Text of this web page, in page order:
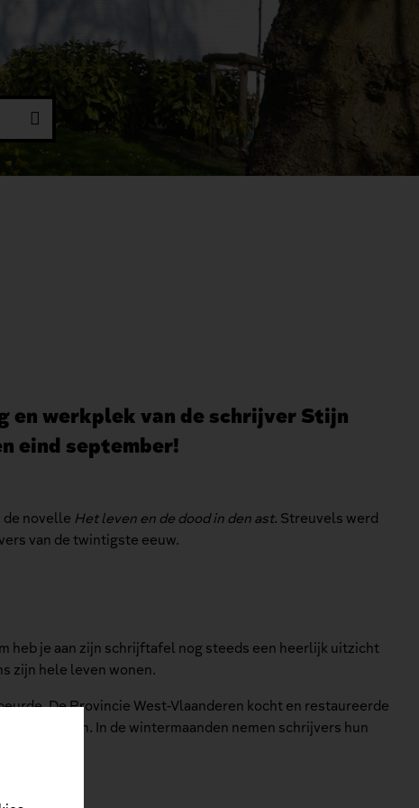
en werkplek van de schrijver Stijn
eind september!
de novelle Het leven en de dood in den ast. Streuvels werd
van de twintigste eeuw.
heb je aan zijn schrijftafel nog steeds een heerlijk uitzicht
zijn hele leven wonen.
De Provincie West-Vlaanderen kocht en restaureerde
In de wintermaanden nemen schrijvers hun